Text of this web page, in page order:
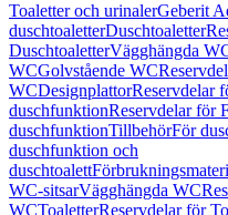
Toaletter och urinalerGeberit
duschtoaletterDuschtoaletter
DuschtoaletterVägghängda
WCGolvstående WC
WCDesignplattorReservdelar
duschfunktionReservdelar för
duschfunktionTillbehörFör
duschfunktion och
duschtoalett
WC-sitsarVägghängda WC
WCToaletterReservdelar för